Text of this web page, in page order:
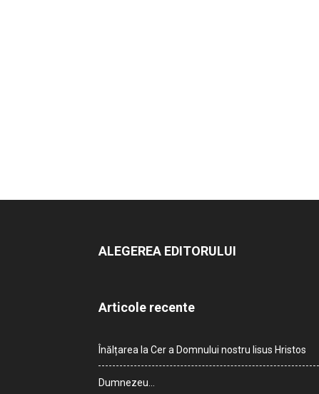
ALEGEREA EDITORULUI
Articole recente
Înălțarea la Cer a Domnului nostru Iisus Hristos
Dumnezeu…